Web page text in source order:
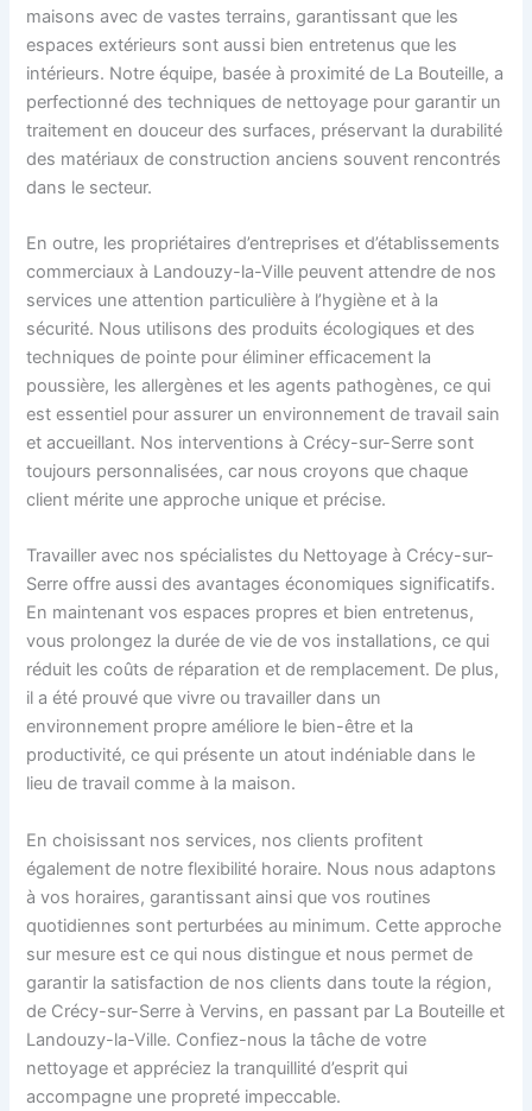
maisons avec de vastes terrains, garantissant que les
espaces extérieurs sont aussi bien entretenus que les
intérieurs. Notre équipe, basée à proximité de La Bouteille, a
perfectionné des techniques de nettoyage pour garantir un
traitement en douceur des surfaces, préservant la durabilité
des matériaux de construction anciens souvent rencontrés
dans le secteur.
En outre, les propriétaires d’entreprises et d’établissements
commerciaux à Landouzy-la-Ville peuvent attendre de nos
services une attention particulière à l’hygiène et à la
sécurité. Nous utilisons des produits écologiques et des
techniques de pointe pour éliminer efficacement la
poussière, les allergènes et les agents pathogènes, ce qui
est essentiel pour assurer un environnement de travail sain
et accueillant. Nos interventions à Crécy-sur-Serre sont
toujours personnalisées, car nous croyons que chaque
client mérite une approche unique et précise.
Travailler avec nos spécialistes du Nettoyage à Crécy-sur-
Serre offre aussi des avantages économiques significatifs.
En maintenant vos espaces propres et bien entretenus,
vous prolongez la durée de vie de vos installations, ce qui
réduit les coûts de réparation et de remplacement. De plus,
il a été prouvé que vivre ou travailler dans un
environnement propre améliore le bien-être et la
productivité, ce qui présente un atout indéniable dans le
lieu de travail comme à la maison.
En choisissant nos services, nos clients profitent
également de notre flexibilité horaire. Nous nous adaptons
à vos horaires, garantissant ainsi que vos routines
quotidiennes sont perturbées au minimum. Cette approche
sur mesure est ce qui nous distingue et nous permet de
garantir la satisfaction de nos clients dans toute la région,
de Crécy-sur-Serre à Vervins, en passant par La Bouteille et
Landouzy-la-Ville. Confiez-nous la tâche de votre
nettoyage et appréciez la tranquillité d’esprit qui
accompagne une propreté impeccable.